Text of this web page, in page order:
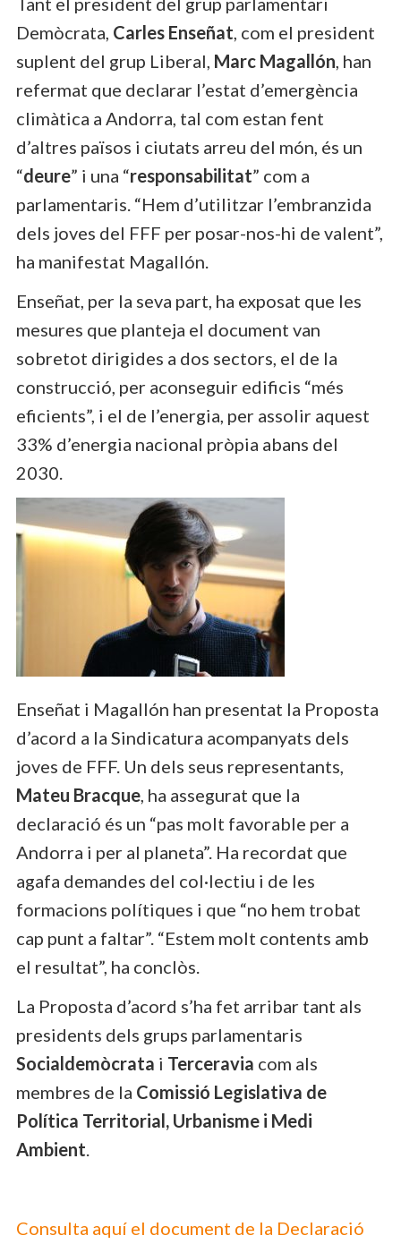
Demòcrata, Carles Enseñat, com el president
suplent del grup Liberal, Marc Magallón, han
refermat que declarar l’estat d’emergència
climàtica a Andorra, tal com estan fent
d’altres països i ciutats arreu del món, és un
“deure” i una “responsabilitat” com a
parlamentaris. “Hem d’utilitzar l’embranzida
dels joves del FFF per posar-nos-hi de valent”,
ha manifestat Magallón.
Enseñat, per la seva part, ha exposat que les
mesures que planteja el document van
sobretot dirigides a dos sectors, el de la
construcció, per aconseguir edificis “més
eficients”, i el de l’energia, per assolir aquest
33% d’energia nacional pròpia abans del
2030.
Enseñat i Magallón han presentat la Proposta
d’acord a la Sindicatura acompanyats dels
joves de FFF. Un dels seus representants,
Mateu Bracque, ha assegurat que la
declaració és un “pas molt favorable per a
Andorra i per al planeta”. Ha recordat que
agafa demandes del col·lectiu i de les
formacions polítiques i que “no hem trobat
cap punt a faltar”. “Estem molt contents amb
el resultat”, ha conclòs.
La Proposta d’acord s’ha fet arribar tant als
presidents dels grups parlamentaris
Socialdemòcrata i Terceravia com als
membres de la Comissió Legislativa de
Política Territorial, Urbanisme i Medi
Ambient.
Consulta aquí el document de la Declaració